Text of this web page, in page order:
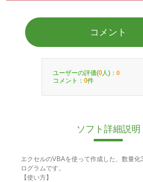
コメント
ユーザーの評価(0 人)： 0
コメント： 0件
ソフト詳細説明
エクセルのVBAを使って作成した、数量化
ログラムです。
【使い方】